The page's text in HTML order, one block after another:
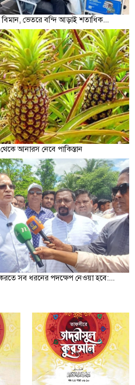
ভেতরে বন্দি আড়াই শতাধিক...
আনারস নেবে পাকিস্তান
সব ধরনের পদক্ষেপ নেওয়া হবে:...